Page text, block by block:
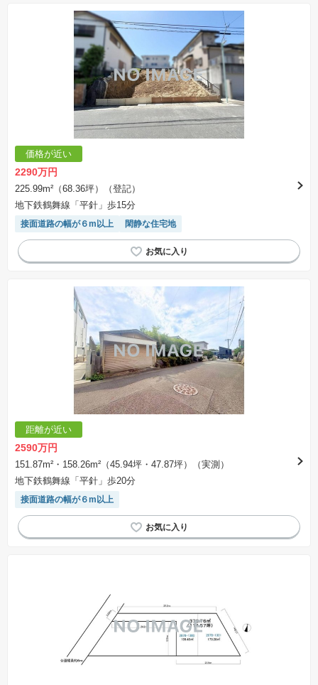
※建築条件土地の情報内に掲載されている、建物プラン例は、土地購入者の設計プランの参考
の一例であって、プランの採用可否は任意です。
※土地（建築条件なし）で「建物プラン例」が表記してある時、そのプラン例は特定の建築請
負会社によるもので、当該建築請負会社以外で建てた場合、同様のものが同価格で建てられる
とは限りません。また建築請負会社を特定するものではありません。
※建築条件付き土地とは、その土地に建築する建物の建築請負契約が、一定期間内に成立する
ことを条件として売買される土地のことをいいます。建築請負契約成立に向けて設計プランを
協議するため、土地購入者が自己の希望する建物の設計協議をするために必要な相当の期間の
交渉期間が設定され、その期間内で希望を満たすプランが実現できたかどうかにより結論を出
します。なお、この期間は概ね3ヶ月程度とされています。納得のいくプランが出来ず、建築請
負契約が成立しない場合、土地売買契約は白紙に戻り、土地契約にかかった代金（土地代金、
手付金など）は名目のいかんに関わらず、全て返却されます。
※課税対象物件の「価格」や「費用等」は消費税込みの「総額表示」で統一しています。
※「本体価格」とは、課税対象物件においては「消費税を除いた建物価格」と「土地価格」の
合計額を指します。
表示されておりません。
※取引にかかる費用：物件の契約手続き、決済、引き渡し時にかかる費用を表示しています。
不動産会社によって表記有無が異なるため、ご自身で十分な確認をしていただくようにお願い
いたします。
場合があります。
価格が近い
2290万円
225.99m²（68.36坪）（登記）
地下鉄鶴舞線「平針」歩15分
接面道路の幅が６m以上 閑静な住宅地
距離が近い
2590万円
151.87m²・158.26m²（45.94坪・47.87坪）（実測）
地下鉄鶴舞線「平針」歩20分
接面道路の幅が６m以上